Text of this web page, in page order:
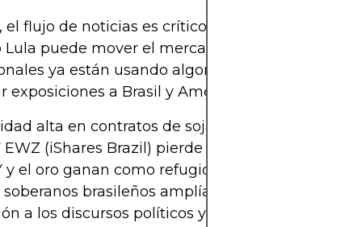
el flujo de noticias es crítico: cualquier
puede mover el mercado en minutos. Las
ya están usando algoritmos de
exposiciones a Brasil y América Latina.
alta en contratos de soja, maíz y mineral de
EWZ (iShares Brazil) pierde atractivo a corto
y el oro ganan como refugios
soberanos brasileños amplían spreads vs.
a los discursos políticos y datos de